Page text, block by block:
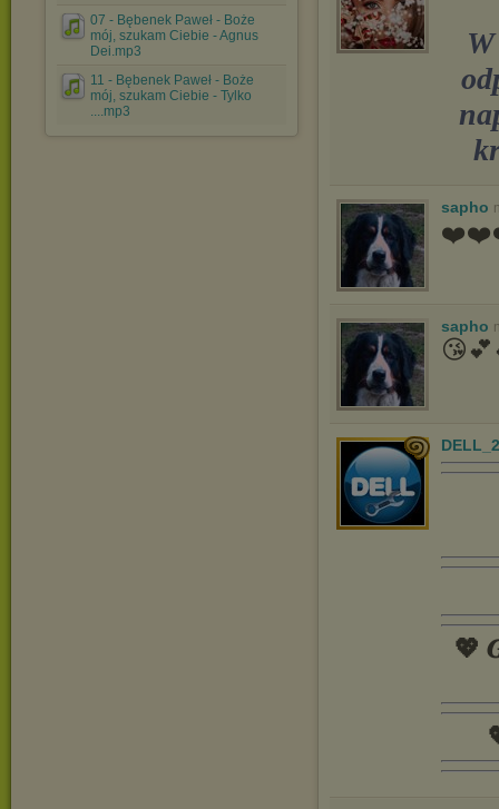
07 - Bębenek Paweł - Boże
mój, szukam Ciebie - Agnus
Dei.mp3
11 - Bębenek Paweł - Boże
mój, szukam Ciebie - Tylko
....mp3
sapho
sapho
💖